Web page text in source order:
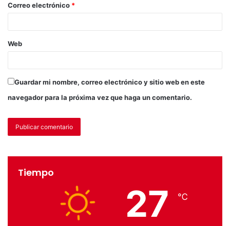
Correo electrónico *
Web
Guardar mi nombre, correo electrónico y sitio web en este
navegador para la próxima vez que haga un comentario.
Tiempo
27 ℃